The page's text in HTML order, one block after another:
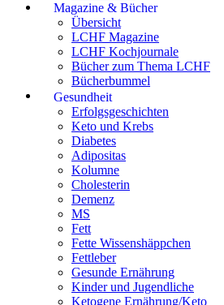
Magazine & Bücher
Übersicht
LCHF Magazine
LCHF Kochjournale
Bücher zum Thema LCHF
Bücherbummel
Gesundheit
Erfolgsgeschichten
Keto und Krebs
Diabetes
Adipositas
Kolumne
Cholesterin
Demenz
MS
Fett
Fette Wissenshäppchen
Fettleber
Gesunde Ernährung
Kinder und Jugendliche
Ketogene Ernährung/Keto